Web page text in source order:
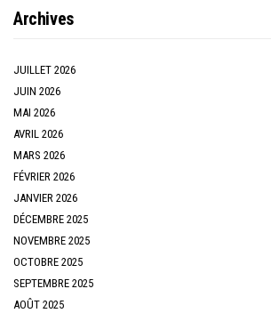
Archives
JUILLET 2026
JUIN 2026
MAI 2026
AVRIL 2026
MARS 2026
FÉVRIER 2026
JANVIER 2026
DÉCEMBRE 2025
NOVEMBRE 2025
OCTOBRE 2025
SEPTEMBRE 2025
AOÛT 2025